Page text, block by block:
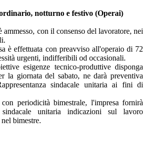
notturno e festivo (Operai)
con il consenso del lavoratore, nei
è effettuata con preavviso all'operaio di 72
urgenti, indifferibili od occasionali.
esigenze tecnico-produttive disponga
la giornata del sabato, ne darà preventiva
sindacale unitaria ai fini di
periodicità bimestrale, l'impresa fornirà
sindacale unitaria indicazioni sul lavoro
bimestre.